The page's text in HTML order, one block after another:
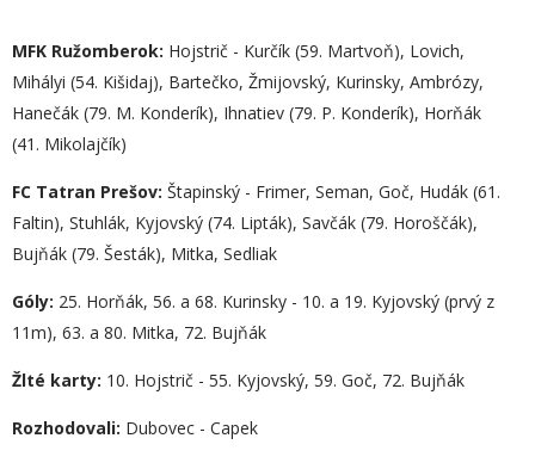
MFK Ružomberok: Hojstrič - Kurčík (59. Martvoň), Lovich,
Mihályi (54. Kišidaj), Bartečko, Žmijovský, Kurinsky, Ambrózy,
Hanečák (79. M. Konderík), Ihnatiev (79. P. Konderík), Horňák
(41. Mikolajčík)
FC Tatran Prešov: Štapinský - Frimer, Seman, Goč, Hudák (61.
Faltin), Stuhlák, Kyjovský (74. Lipták), Savčák (79. Horoščák),
Bujňák (79. Šesták), Mitka, Sedliak
Góly: 25. Horňák, 56. a 68. Kurinsky - 10. a 19. Kyjovský (prvý z
11m), 63. a 80. Mitka, 72. Bujňák
Žlté karty: 10. Hojstrič - 55. Kyjovský, 59. Goč, 72. Bujňák
Rozhodovali: Dubovec - Capek